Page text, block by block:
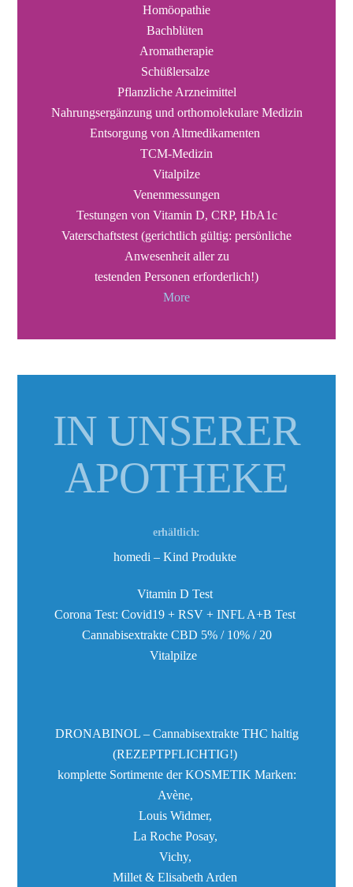
Homöopathie
Bachblüten
Aromatherapie
Schüßlersalze
Pflanzliche Arzneimittel
Nahrungsergänzung und orthomolekulare Medizin
Entsorgung von Altmedikamenten
TCM-Medizin
Vitalpilze
Venenmessungen
Testungen von Vitamin D, CRP, HbA1c
Vaterschaftstest (gerichtlich gültig: persönliche
Anwesenheit aller zu
testenden Personen erforderlich!)
More
IN UNSERER
APOTHEKE
erhältlich:
homedi – Kind Produkte
Vitamin D Test
Corona Test: Covid19 + RSV + INFL A+B Test
Cannabisextrakte CBD 5% / 10% / 20
Vitalpilze
DRONABINOL – Cannabisextrakte THC haltig
(REZEPTPFLICHTIG!)
komplette Sortimente der KOSMETIK Marken:
Avène,
Louis Widmer,
La Roche Posay,
Vichy,
Millet & Elisabeth Arden